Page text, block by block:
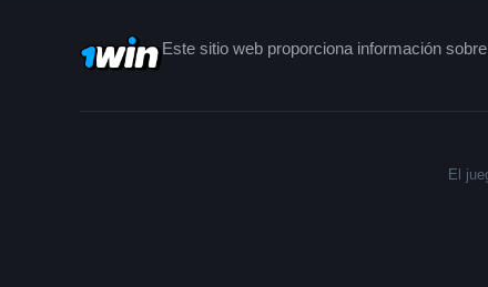
Este sitio web proporciona información
El